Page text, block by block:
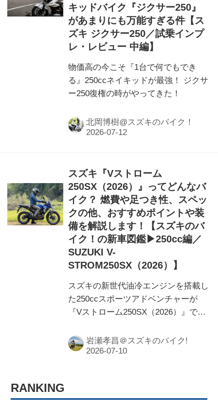
キッドバイク『ジクサー250』
があまりにも万能すぎる件【ス
ズキ ジクサー250／試乗インプ
レ・レビュー 中編】
物価高の今こそ『1台で何でもでき
る』250ccネイキッドが最強！ ジクサ
ー250復権の時がやってきた！
北岡博樹@スズキのバイク！
スズキ『Vストローム
250SX（2026）』ってどんなバ
イク？ 燃費や足つき性、スペッ
クの他、おすすめポイントや装
備を解説します！【スズキのバ
イク！の新車図鑑▶250cc編／
SUZUKI V-
STROM250SX（2026）】
スズキの新世代油冷エンジンを搭載し
た250ccスポーツアドベンチャーが
『Vストローム250SX（2026）』で
触れてみての感想をレポート。 その
他にもおすすめポイントや装備など、
岩瀬孝昌＠スズキのバイク!
RANKING